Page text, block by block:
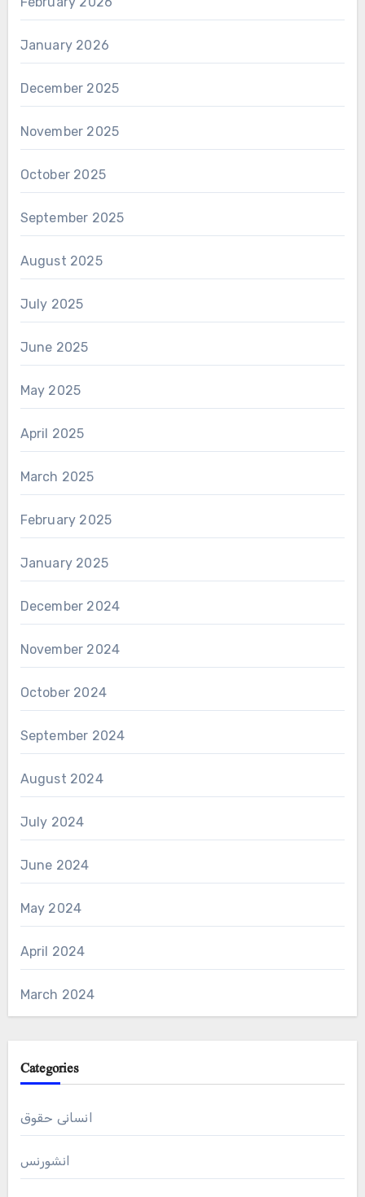
January 2026
December 2025
November 2025
October 2025
September 2025
August 2025
July 2025
June 2025
May 2025
April 2025
March 2025
February 2025
January 2025
December 2024
November 2024
October 2024
September 2024
August 2024
July 2024
June 2024
May 2024
April 2024
March 2024
Categories
انسانی حقوق
انشورنس